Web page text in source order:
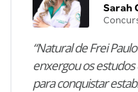
Sarah
“Natural de Frei
enxergou os
para conquistar